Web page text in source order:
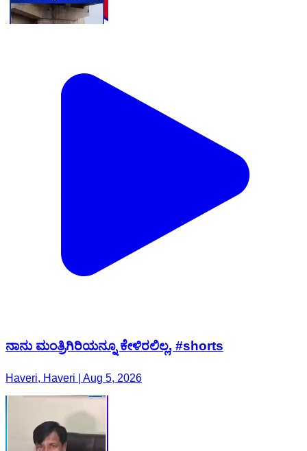
ನಾನು ಮಂತ್ರಿಗಿರಿಯನ್ನೂ ಕೇಳಿರಲಿಲ್ಲ, #shorts
Haveri, Haveri | Aug 5, 2026